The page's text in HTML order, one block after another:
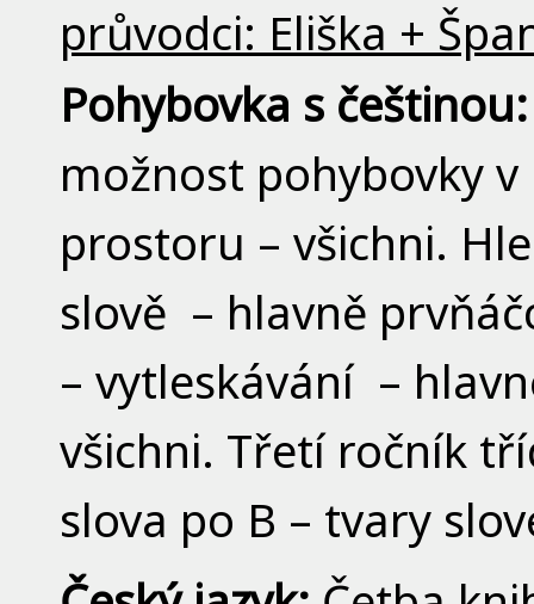
průvodci: Eliška +
Pohybovka s
možnost pohybovky
prostoru – všichni.
slově – hlavně
– vytleskávání –
všichni. Třetí ročník
slova po B – tvary